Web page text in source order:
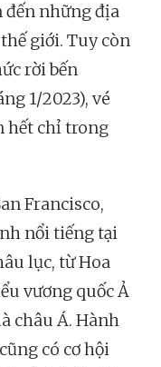
đến những địa
giới. Tuy còn
rời bến
1/2023), vé
hết chỉ trong
Francisco,
nổi tiếng tại
lục, từ Hoa
vương quốc Ả
châu Á. Hành
có cơ hội